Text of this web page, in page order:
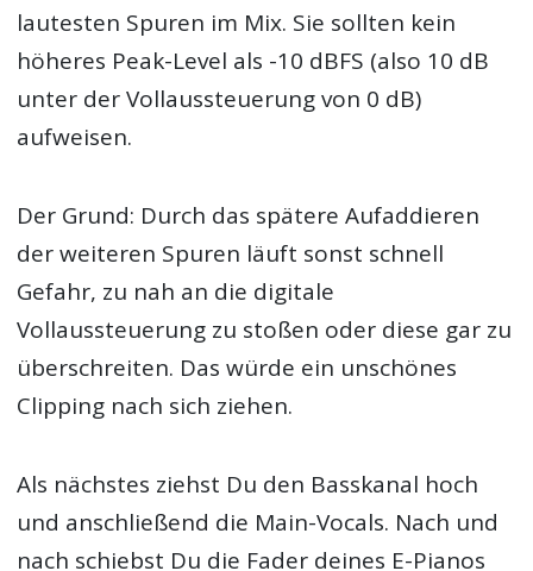
lautesten Spuren im Mix. Sie sollten kein
höheres Peak-Level als -10 dBFS (also 10 dB
unter der Vollaussteuerung von 0 dB)
aufweisen.
Der Grund: Durch das spätere Aufaddieren
der weiteren Spuren läuft sonst schnell
Gefahr, zu nah an die digitale
Vollaussteuerung zu stoßen oder diese gar zu
überschreiten. Das würde ein unschönes
Clipping nach sich ziehen.
Als nächstes ziehst Du den Basskanal hoch
und anschließend die Main-Vocals. Nach und
nach schiebst Du die Fader deines E-Pianos